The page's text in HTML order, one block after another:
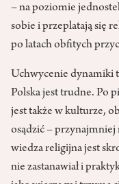
– na poziomie
sobie i przeplatają się
po latach obfitych
Uchwycenie dynamiki
Polska jest trudne. Po
jest także w kulturze,
osądzić –
wiedza religijna jest
nie zastanawiał i